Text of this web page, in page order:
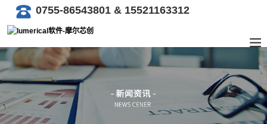
0755-86543801 & 15521163312